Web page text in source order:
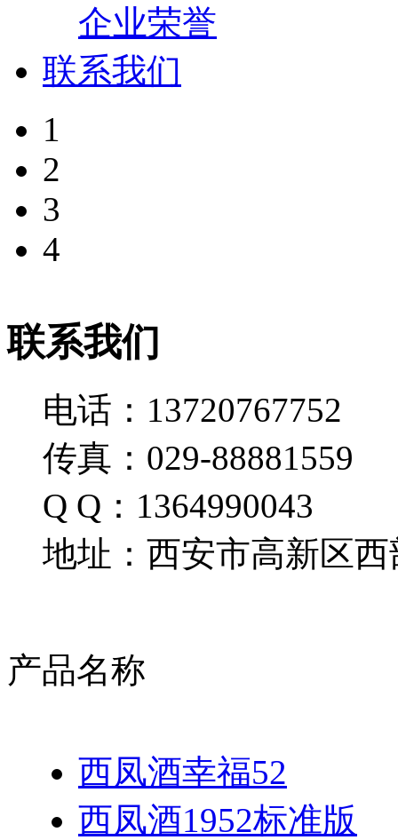
企业荣誉
联系我们
1
2
3
4
联系我们
电话：13720767752
传真：029-88881559
Q Q：1364990043
地址：西安市高新区西
产品名称
西凤酒幸福52
西凤酒1952标准版